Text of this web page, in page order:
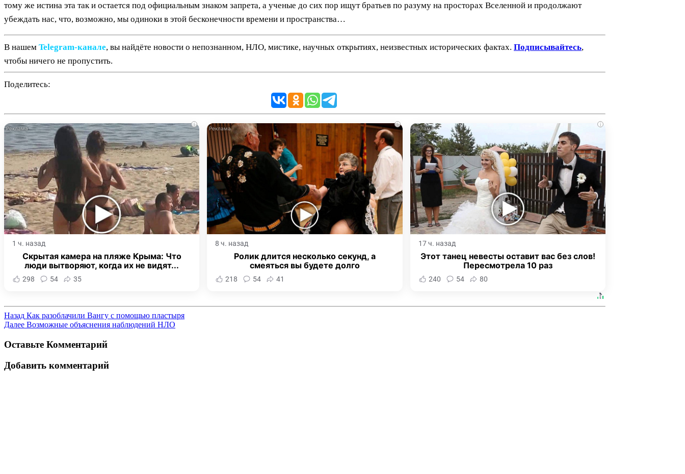
тому же истина эта так и остается под официальным знаком запрета, а ученые до сих пор ищут братьев по разуму на просторах Вселенной и продолжают
убеждать нас, что, возможно, мы одиноки в этой бесконечности времени и пространства…
В нашем Telegram‑канале, вы найдёте новости о непознанном, НЛО, мистике, научных открытиях, неизвестных исторических фактах. Подписывайтесь,
чтобы ничего не пропустить.
Поделитесь:
i
1 ч. назад
Скрытая камера на пляже Крыма: Что
люди вытворяют, когда их не видят...
298 54 35
i
8 ч. назад
Ролик длится несколько секунд, а
смеяться вы будете долго
218 54 41
i
17 ч. назад
Этот танец невесты оставит вас без слов!
Пересмотрела 10 раз
240 54 80
Назад Как разоблачили Вангу с помощью пластыря
Далее Возможные объяснения наблюдений НЛО
Оставьте Комментарий
Добавить комментарий